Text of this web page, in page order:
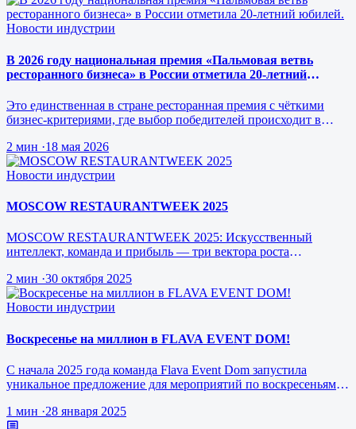
Новости индустрии
В 2026 году национальная премия «Пальмовая ветвь
ресторанного бизнеса» в России отметила 20-летний
Это единственная в стране ресторанная премия с чёткими
бизнес-критериями, где выбор победителей происходит в
2 мин ·18 мая 2026
Новости индустрии
MOSCOW RESTAURANTWEEK 2025
MOSCOW RESTAURANTWEEK 2025: Искусственный
интеллект, команда и прибыль — три вектора роста
2 мин ·30 октября 2025
Новости индустрии
Воскресенье на миллион в FLAVA EVENT DOM!
С начала 2025 года команда Flava Event Dom запустила
уникальное предложение для мероприятий по воскресеньям за
1 мин ·28 января 2025